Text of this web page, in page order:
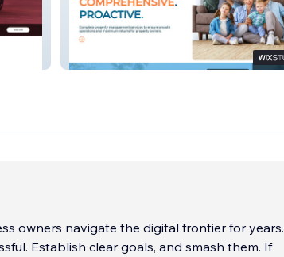
Clutch Property Management
owners navigate the digital frontier for years.
Establish clear goals, and smash them. If